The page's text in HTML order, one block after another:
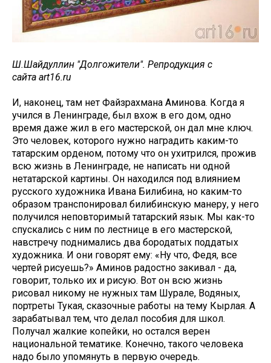
Ш.Шайдуллин "Долгожители". Репродукция с
сайта art16.ru
И, наконец, там нет Файзрахмана Аминова. Когда я
учился в Ленинграде, был вхож в его дом, одно
время даже жил в его мастерской, он дал мне ключ.
Это человек, которого нужно наградить каким-то
татарским орденом, потому что он ухитрился, прожив
всю жизнь в Ленинграде, не написать ни одной
нетатарской картины. Он находился под влиянием
русского художника Ивана Билибина, но каким-то
образом транспонировал билибинскую манеру, у него
получился неповторимый татарский язык. Мы как-то
спускались с ним по лестнице в его мастерской,
навстречу поднимались два бородатых поддатых
художника. И они говорят ему: «Ну что, Федя, все
чертей рисуешь?» Аминов радостно закивал - да,
говорит, только их и рисую. Вот он всю жизнь
рисовал никому не нужных там Шурале, Водяных,
портреты Тукая, сказочные работы на тему Кырлая. А
зарабатывал тем, что делал пособия для школ.
Получал жалкие копейки, но остался верен
национальной тематике. Конечно, такого человека
надо было упомянуть в первую очередь.